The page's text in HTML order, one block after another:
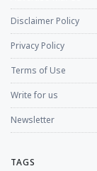
Disclaimer Policy
Privacy Policy
Terms of Use
Write for us
Newsletter
TAGS